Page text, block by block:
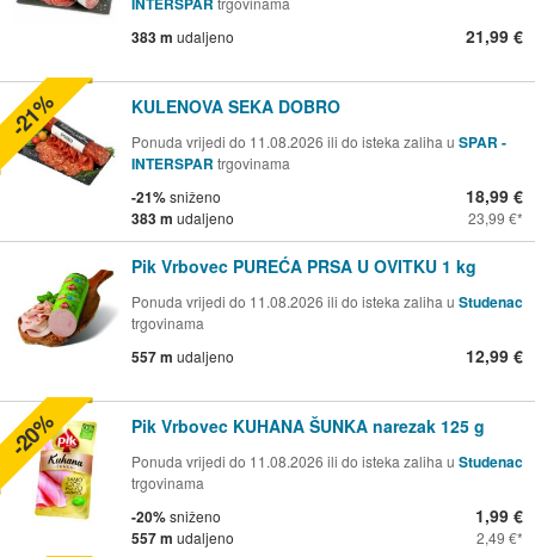
383 m udaljeno 21,99 €
KULENOVA SEKA DOBRO
Ponuda vrijedi do 11.08.2026 ili do isteka zaliha u SPAR -
INTERSPAR trgovinama
-21%sniženo
383 m udaljeno
18,99 €
23,99 €
-21%
Pik Vrbovec PUREĆA PRSA U OVITKU 1 kg
Ponuda vrijedi do 11.08.2026 ili do isteka zaliha u Studenac
trgovinama
557 m udaljeno 12,99 €
Pik Vrbovec KUHANA ŠUNKA narezak 125 g
Ponuda vrijedi do 11.08.2026 ili do isteka zaliha u Studenac
trgovinama
-20%sniženo
557 m udaljeno
1,99 €
2,49 €
-20%